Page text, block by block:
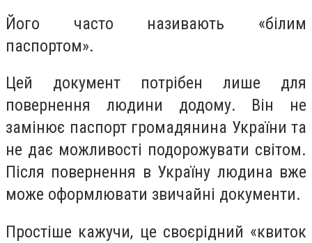
Його часто називають «білим
паспортом».
Цей документ потрібен лише для
повернення людини додому. Він не
замінює паспорт громадянина України та
не дає можливості подорожувати світом.
Після повернення в Україну людина вже
може оформлювати звичайні документи.
Простіше кажучи, це своєрідний «квиток